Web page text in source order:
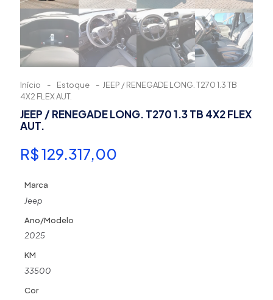
Início - Estoque - JEEP / RENEGADE LONG. T270 1.3 TB
4X2 FLEX AUT.
JEEP / RENEGADE LONG. T270 1.3 TB 4X2 FLEX
AUT.
R$129.317,00
Marca
Jeep
Ano/Modelo
2025
KM
33500
Cor